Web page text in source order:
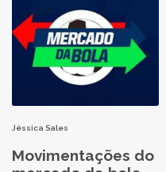
Jéssica Sales
Movimentações do